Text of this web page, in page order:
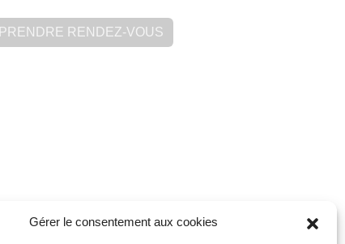
Gérer le consentement aux cookies
PRENDRE RENDEZ-VOUS